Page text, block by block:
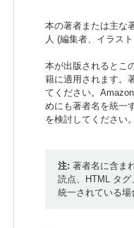
本の著者または主な
人 (編集者、イラス
本が出版されるとこ
籍に適用されます。
てください。
めにも著者名を統一
を検討してください
注: 著者名に含ま
読点、HTML タ
統一されている